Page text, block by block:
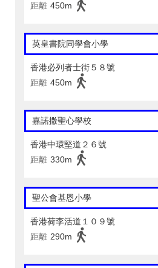
距離 450m
英皇書院同學會小學
香港必列者士街５８號
距離 450m
嘉諾撒聖心學校
香港中環堅道２６號
距離 330m
聖公會基恩小學
香港荷李活道１０９號
距離 290m